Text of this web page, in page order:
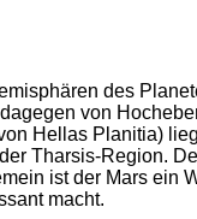
des
von
Hellas Planitia)
Tharsis-Region.
ist der Mars ein
macht.